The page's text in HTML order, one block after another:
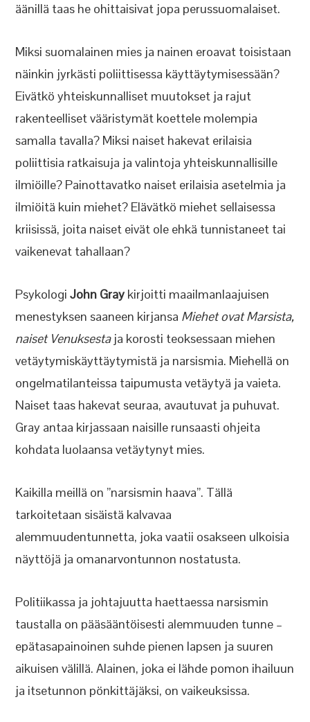
äänillä taas he ohittaisivat jopa perussuomalaiset.
Miksi suomalainen mies ja nainen eroavat toisistaan
näinkin jyrkästi poliittisessa käyttäytymisessään?
Eivätkö yhteiskunnalliset muutokset ja rajut
rakenteelliset vääristymät koettele molempia
samalla tavalla? Miksi naiset hakevat erilaisia
poliittisia ratkaisuja ja valintoja yhteiskunnallisille
ilmiöille? Painottavatko naiset erilaisia asetelmia ja
ilmiöitä kuin miehet? Elävätkö miehet sellaisessa
kriisissä, joita naiset eivät ole ehkä tunnistaneet tai
vaikenevat tahallaan?
PsykologiJohn Gray kirjoitti maailmanlaajuisen
menestyksen saaneen kirjansa Miehet ovat Marsista,
naiset Venuksestaja korosti teoksessaan miehen
vetäytymiskäyttäytymistä ja narsismia. Miehellä on
ongelmatilanteissa taipumusta vetäytyä ja vaieta.
Naiset taas hakevat seuraa, avautuvat ja puhuvat.
Gray antaa kirjassaan naisille runsaasti ohjeita
kohdata luolaansa vetäytynyt mies.
Kaikilla meillä on ”narsismin haava”. Tällä
tarkoitetaan sisäistä kalvavaa
alemmuudentunnetta, joka vaatii osakseen ulkoisia
näyttöjä ja omanarvontunnon nostatusta.
Politiikassa ja johtajuutta haettaessa narsismin
taustalla on pääsääntöisesti alemmuuden tunne –
epätasapainoinen suhde pienen lapsen ja suuren
aikuisen välillä. Alainen, joka ei lähde pomon ihailuun
ja itsetunnon pönkittäjäksi, on vaikeuksissa.